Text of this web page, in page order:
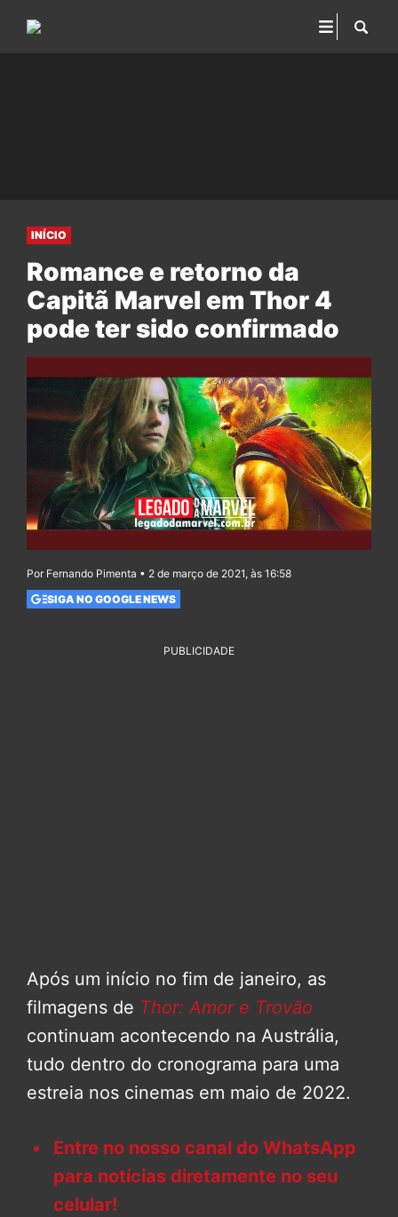
INÍCIO
Romance e retorno da
Capitã Marvel em Thor 4
pode ter sido confirmado
Por Fernando Pimenta • 2 de março de 2021, às 16:58
SIGA NO GOOGLE NEWS
PUBLICIDADE
Após um início no fim de janeiro, as
filmagens de Thor: Amor e Trovão
continuam acontecendo na Austrália,
tudo dentro do cronograma para uma
estreia nos cinemas em maio de 2022.
Entre no nosso canal do WhatsApp
para notícias diretamente no seu
celular!